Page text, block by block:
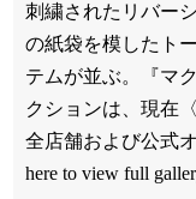
刺繍されたリバー
の紙袋を模したト
テムが並ぶ。『マ
クションは、現在
全店舗および公式
here to view full